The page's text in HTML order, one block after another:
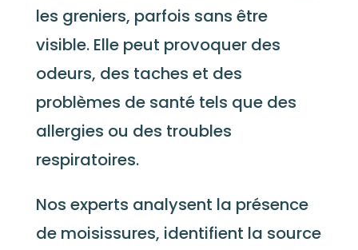
les greniers, parfois sans être
visible. Elle peut provoquer des
odeurs, des taches et des
problèmes de santé tels que des
allergies ou des troubles
respiratoires.
Nos experts analysent la présence
de moisissures, identifient la source